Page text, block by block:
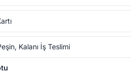
Kalanı İş Teslimi